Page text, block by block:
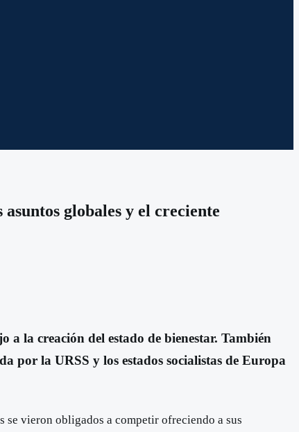
globales y el creciente
la creación del estado de bienestar. También
por la URSS y los estados socialistas de Europa
vieron obligados a competir ofreciendo a sus